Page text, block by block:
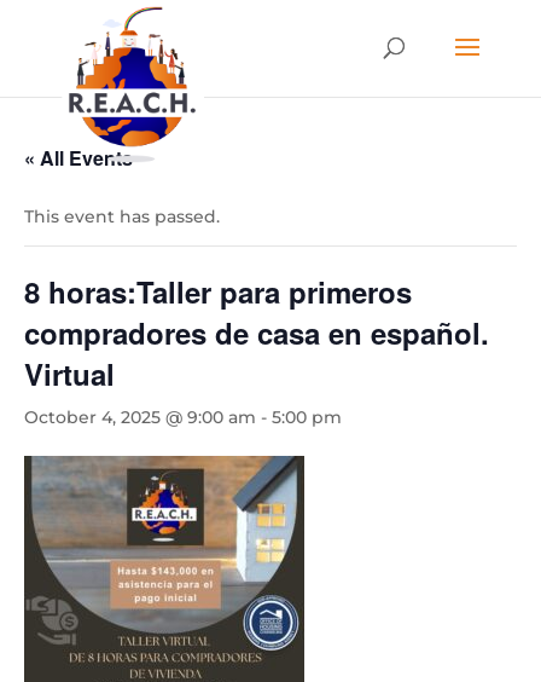
« All Events
This event has passed.
8 horas:Taller para primeros
compradores de casa en español.
Virtual
October 4, 2025 @ 9:00 am - 5:00 pm